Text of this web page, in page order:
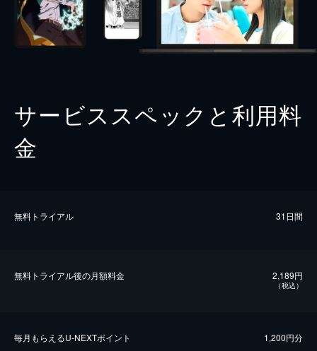
サービススペックと利用料
金
無料トライアル 31日間
無料トライアル後の⽉額料金 2,189円
（税込）
毎⽉もらえるU-NEXTポイント 1,200円分